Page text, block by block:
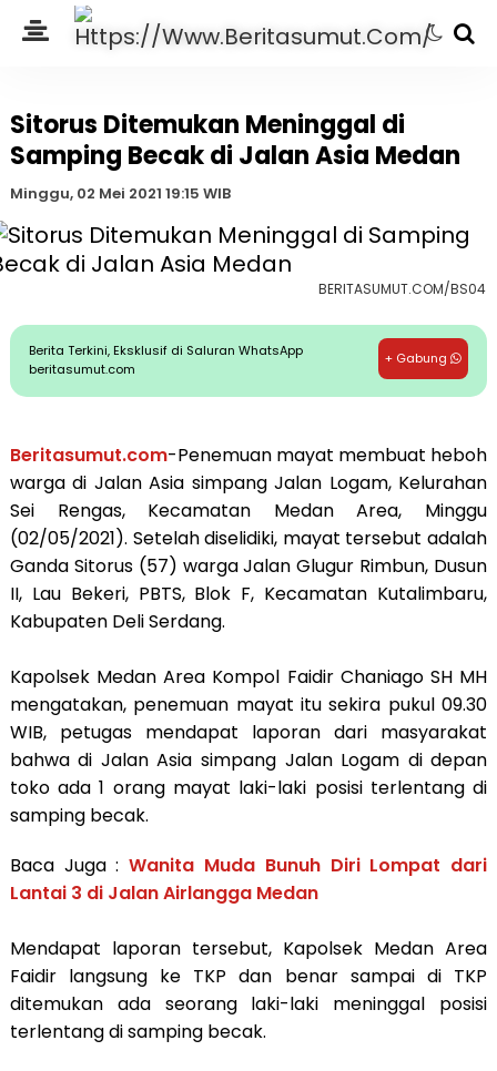
Sitorus Ditemukan Meninggal di
Samping Becak di Jalan Asia Medan
Minggu, 02 Mei 2021 19:15 WIB
BERITASUMUT.COM/BS04
Berita Terkini, Eksklusif di Saluran WhatsApp
beritasumut.com
+ Gabung
Beritasumut.com-Penemuan mayat membuat heboh
warga di Jalan Asia simpang Jalan Logam, Kelurahan
Sei Rengas, Kecamatan Medan Area, Minggu
(02/05/2021). Setelah diselidiki, mayat tersebut adalah
Ganda Sitorus (57) warga Jalan Glugur Rimbun, Dusun
II, Lau Bekeri, PBTS, Blok F, Kecamatan Kutalimbaru,
Kabupaten Deli Serdang.
Kapolsek Medan Area Kompol Faidir Chaniago SH MH
mengatakan, penemuan mayat itu sekira pukul 09.30
WIB, petugas mendapat laporan dari masyarakat
bahwa di Jalan Asia simpang Jalan Logam di depan
toko ada 1 orang mayat laki-laki posisi terlentang di
samping becak.
Baca Juga :Wanita Muda Bunuh Diri Lompat dari
Lantai 3 di Jalan Airlangga Medan
Mendapat laporan tersebut, Kapolsek Medan Area
Faidir langsung ke TKP dan benar sampai di TKP
ditemukan ada seorang laki-laki meninggal posisi
terlentang di samping becak.